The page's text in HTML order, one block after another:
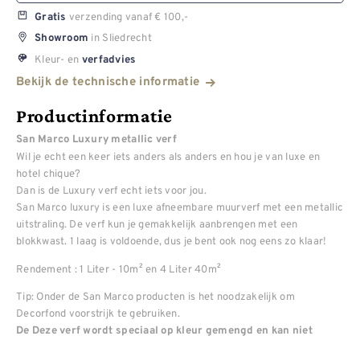
Gratis verzending vanaf € 100,-
Showroom in Sliedrecht
Kleur- en verfadvies
Bekijk de technische informatie
Productinformatie
San Marco Luxury metallic verf
Wil je echt een keer iets anders als anders en hou je van luxe en
hotel chique?
Dan is de Luxury verf echt iets voor jou.
San Marco luxury is een luxe afneembare muurverf met een metallic
uitstraling. De verf kun je gemakkelijk aanbrengen met een
blokkwast. 1 laag is voldoende, dus je bent ook nog eens zo klaar!
Rendement : 1 Liter - 10m² en 4 Liter 40m²
Tip: Onder de San Marco producten is het noodzakelijk om
Decorfond voorstrijk te gebruiken.
De Deze verf wordt speciaal op kleur gemengd en kan niet